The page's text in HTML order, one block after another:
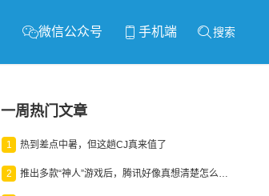
微信公众号 手机端 搜索
一周热门文章
1 热到差点中暑，但这趟CJ真来值了
2 推出多款“神人”游戏后，腾讯好像真想清楚怎么做二次元了